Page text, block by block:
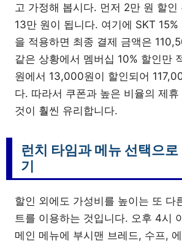
고 가정해 봅시다. 먼저 2만 원 할인
13만 원이 됩니다. 여기에 SKT
을 적용하면 최종 결제 금액은
같은 상황에서 멤버십 10% 할인만
원에서 13,000원이 할인되어
다. 따라서 쿠폰과 높은 비율의 제
것이 훨씬 유리합니다.
런치 타임과 메뉴 선택으
기
할인 외에도 가성비를 높이는 또 다
트를 이용하는 것입니다. 오후 4시
메인 메뉴에 부시맨 브레드, 수프,